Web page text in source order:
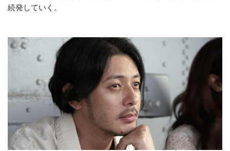
続発していく。